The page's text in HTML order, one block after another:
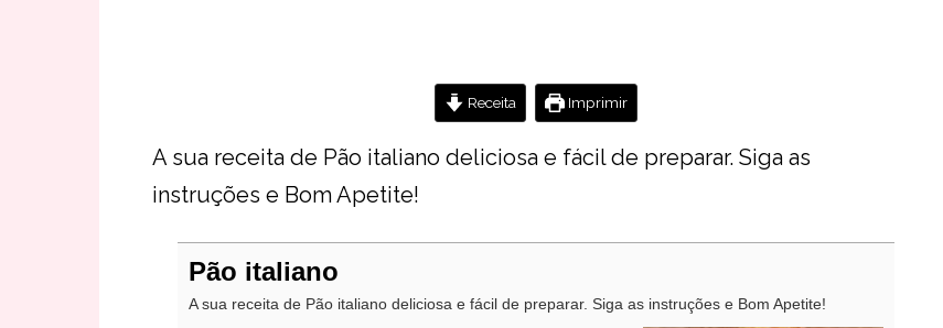
Receita Imprimir
A sua receita de Pão italiano deliciosa e fácil de preparar. Siga as
instruções e Bom Apetite!
Pão italiano
A sua receita de Pão italiano deliciosa e fácil de preparar. Siga as instruções e Bom Apetite!